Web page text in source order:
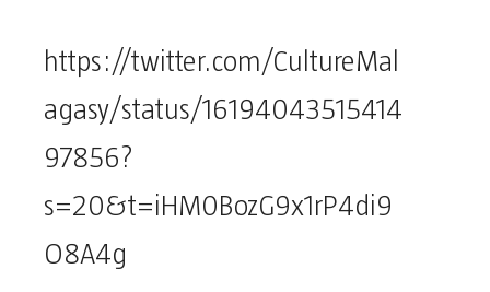
https://twitter.com/CultureMal
agasy/status/16194043515414
97856?
s=20&t=iHM0BozG9x1rP4di9
O8A4g